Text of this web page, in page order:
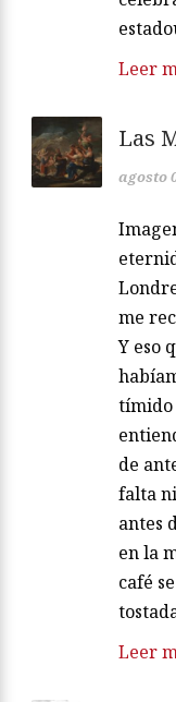
Leer
Las
agosto
me
Y eso
tímido
de
falta
antes
en la
café
Leer